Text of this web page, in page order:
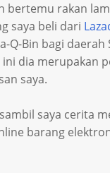
bertemu rakan
saya beli dari
Q-Bin bagi daerah
ini dia merupakan
saya.
saya cerita
barang